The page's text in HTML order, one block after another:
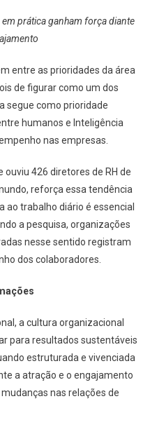
prática ganham força diante
entre as prioridades da área
de figurar como um dos
segue como prioridade
humanos e Inteligência
nas empresas.
ouviu 426 diretores de RH de
reforça essa tendência
ao trabalho diário é essencial
a pesquisa, organizações
nesse sentido registram
dos colaboradores.
a cultura organizacional
para resultados sustentáveis
estruturada e vivenciada
a atração e o engajamento
nas relações de